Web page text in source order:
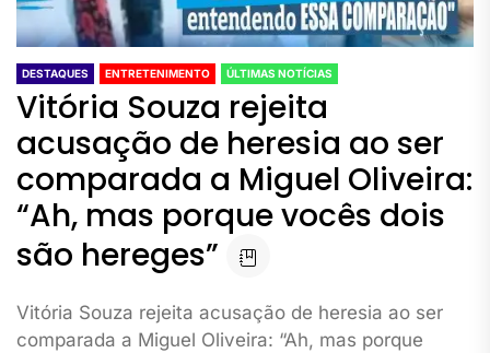
DESTAQUES ENTRETENIMENTO ÚLTIMAS NOTÍCIAS
Vitória Souza rejeita
acusação de heresia ao ser
comparada a Miguel Oliveira:
“Ah, mas porque vocês dois
são hereges”
Vitória Souza rejeita acusação de heresia ao ser
comparada a Miguel Oliveira: “Ah, mas porque